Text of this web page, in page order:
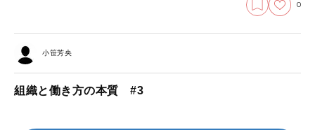
0
小笹芳央
組織と働き方の本質 #3